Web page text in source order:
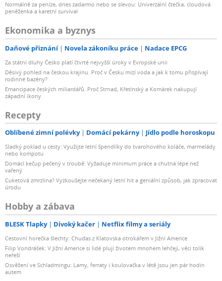
Normálně za peníze, dnes zadarmo nebo se slevou: Univerzální čtečka, cloudová
peněženka a karetní survival
Ekonomika a byznys
Daňové přiznání Novela zákoníku práce Nadace EPCG
Za státní dluhy Česko platí čtvrté nejvyšší úroky v Evropské unii
Děsivý pohled na českou krajinu. Proč v Česku mizí voda a jak k tomu přispívají
rodinné bazény?
Emancipace českých miliardářů. Proč Strnad, Křetínský a Komárek nakupují
západní ikony
Recepty
Oblíbené zimní polévky Domácí pekárny Jídlo podle horoskopu
Sladký poklad u cesty: Využijte letní špendlíky do tvarohového koláče, marmelády
nebo kompotu
Domácí kečup pečený v troubě: Vyžaduje minimum práce a chutná lépe než
vařený
Cuketová zmrzlina? Vyzkoušejte nečekaný letní hit a geniální způsob, jak zpracovat
úrodu
Hobby a zábava
BLESK Tlapky Divoký kačer Netflix filmy a seriály
Cestovní horečka šlechty: Chuďas z Klatovska otrokářem v Jižní Americe
Filip Vondrášek: V Jižní Americe si lidé plují životem mnohem lehčeji, věci tolik
neřeší
Osvěžení ve Schladmingu: Lamy, ferraty i koulovačka v létě jsou jen pár hodin
autem